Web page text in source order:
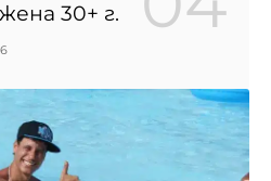
30+ г.